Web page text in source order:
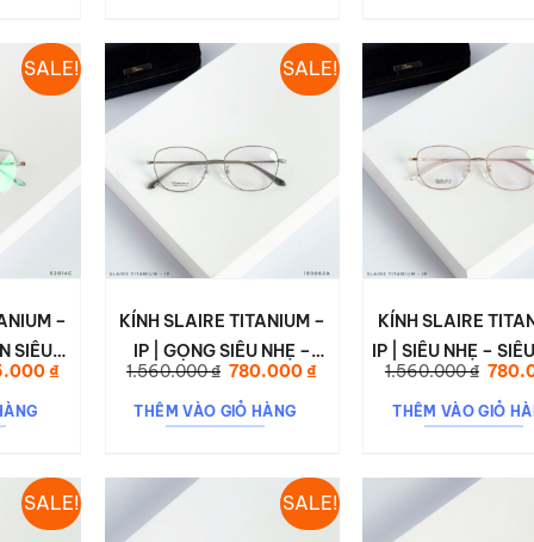
SALE!
–
SIÊU
& CỰC
₫.
₫Giá
SALE!
KÍNH SLAIRE TITANIUM –
IP | GỌNG SIÊU NHẸ –
CỨNG CÁP – THANH LỊCH
CHO MỌI PHONG CÁCH
1.560.000₫ Giá
là:
1.560.000 ₫.
780.000₫Giá
THÊM VÀO GIỎ HÀNG
KÍNH SLAIRE
IP | SIÊU NHẸ –
TINH TẾ TRONG
TIẾT
1.560.000₫ Giá
là:
THÊM VÀO GIỎ
SALE! SALE!